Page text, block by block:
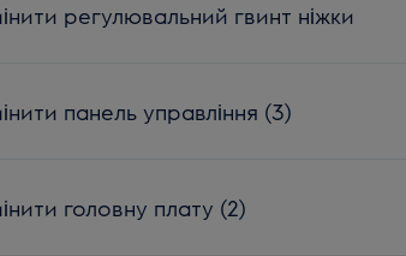
регулювальний гвинт ніжки
панель управління (3)
головну плату (2)